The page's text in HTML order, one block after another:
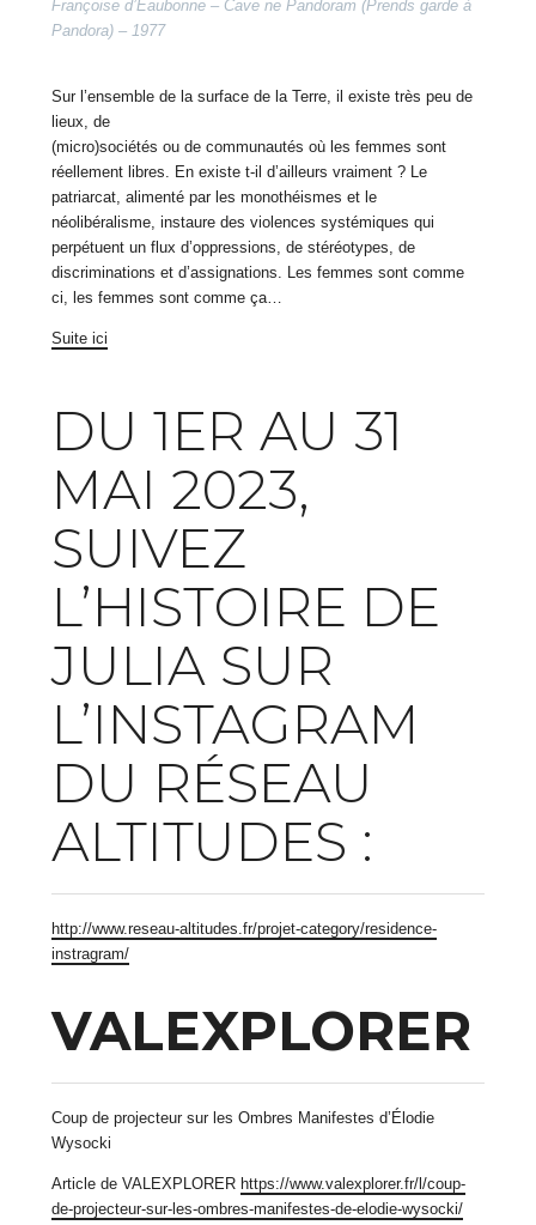
Françoise d’Eaubonne – Cave ne Pandoram (Prends garde à
Pandora) – 1977
Sur l’ensemble de la surface de la Terre, il existe très peu de
lieux, de
(micro)sociétés ou de communautés où les femmes sont
réellement libres. En existe t-il d’ailleurs vraiment ? Le
patriarcat, alimenté par les monothéismes et le
néolibéralisme, instaure des violences systémiques qui
perpétuent un flux d’oppressions, de stéréotypes, de
discriminations et d’assignations. Les femmes sont comme
ci, les femmes sont comme ça…
Suite ici
DU 1ER AU 31
MAI 2023,
SUIVEZ
L’HISTOIRE DE
JULIA SUR
L’INSTAGRAM
DU RÉSEAU
ALTITUDES :
http://www.reseau-altitudes.fr/projet-category/residence-
instragram/
VALEXPLORER
Coup de projecteur sur les Ombres Manifestes d’Élodie
Wysocki
Article de VALEXPLORER https://www.valexplorer.fr/l/coup-
de-projecteur-sur-les-ombres-manifestes-de-elodie-wysocki/